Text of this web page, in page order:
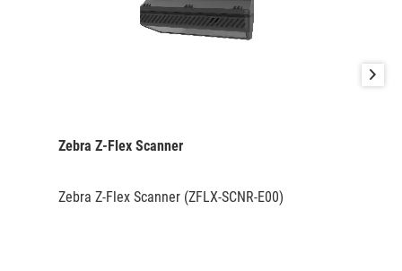
Zebra Z-Flex Scanner
Zebra Z-Flex Scanner (ZFLX-SCNR-E00)